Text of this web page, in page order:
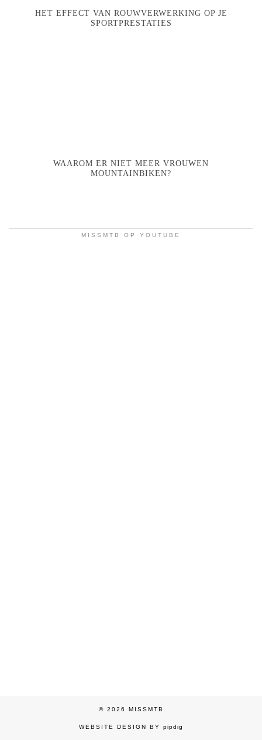
HET EFFECT VAN ROUWVERWERKING OP JE
SPORTPRESTATIES
WAAROM ER NIET MEER VROUWEN
MOUNTAINBIKEN?
MISSMTB OP YOUTUBE
© 2026 MISSMTB
WEBSITE DESIGN BY pipdig